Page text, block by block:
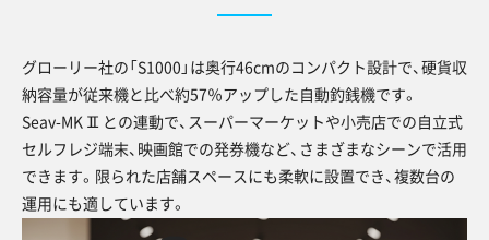
グローリー社の「S1000」は奥行46cmのコンパクト設計で、硬貨収
納容量が従来機と比べ約57％アップした自動釣銭機です。
Seav-MKⅡとの連動で、スーパーマーケットや小売店での自立式
セルフレジ端末、映画館での発券機など、さまざまなシーンで活用
できます。限られた店舗スペースにも柔軟に設置でき、複数台の
運用にも適しています。